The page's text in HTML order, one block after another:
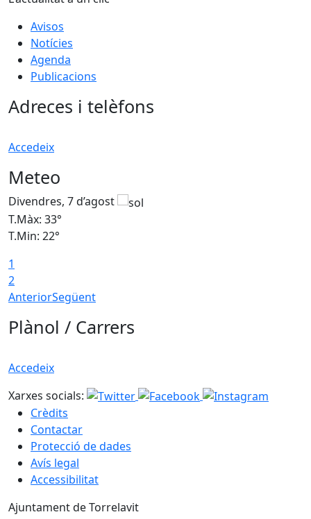
Avisos
Notícies
Agenda
Publicacions
Adreces i telèfons
Accedeix
Meteo
Divendres, 7 d’agost
T.Màx: 33°
T.Min: 22°
1
2
AnteriorSegüent
Plànol / Carrers
Accedeix
Xarxes socials:
Crèdits
Contactar
Protecció de dades
Avís legal
Accessibilitat
Ajuntament de Torrelavit